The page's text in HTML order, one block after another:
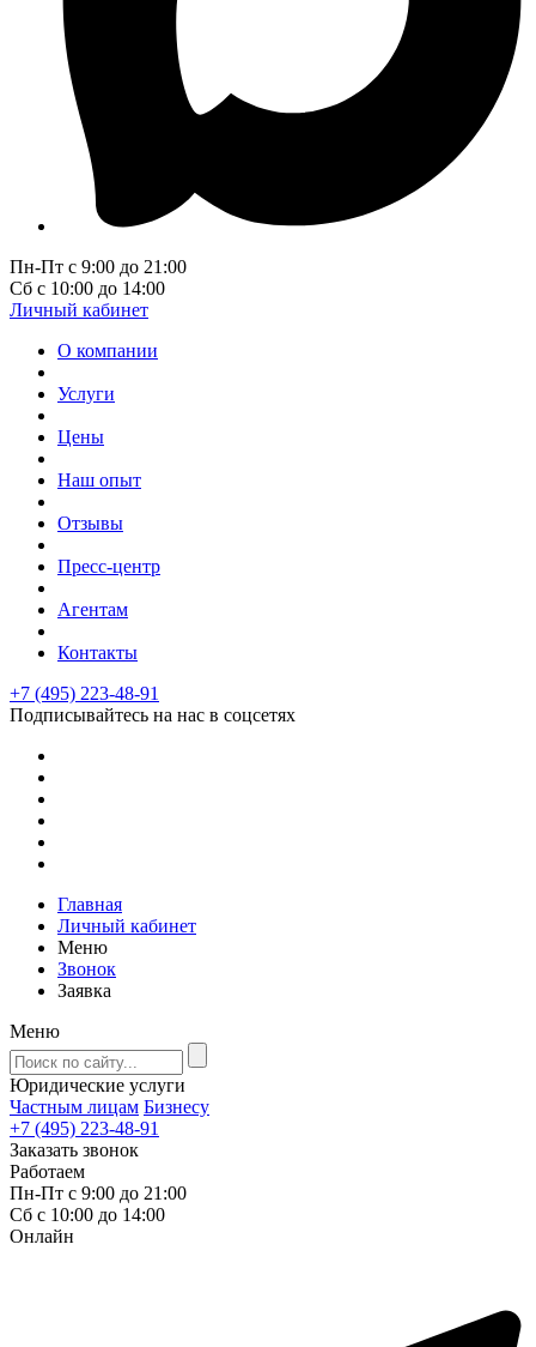
Пн-Пт с 9:00 до 21:00
Сб с 10:00 до 14:00
Личный кабинет
О компании
Услуги
Цены
Наш опыт
Отзывы
Пресс-центр
Агентам
Контакты
+7 (495) 223-48-91
Подписывайтесь на нас в соцсетях
Главная
Личный кабинет
Меню
Звонок
Заявка
Меню
Юридические услуги
Частным лицам Бизнесу
+7 (495) 223-48-91
Заказать звонок
Работаем
Пн-Пт с 9:00 до 21:00
Сб с 10:00 до 14:00
Онлайн